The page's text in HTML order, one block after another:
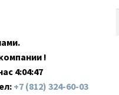
!
4:04:48
+7 (812) 324-60-03